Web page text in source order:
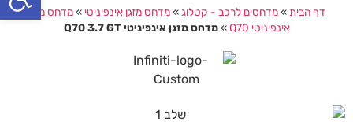
דף הבית »מדחסים לרכב - קטלוג »מדחס מזגן אינפיניטי »מדחס מזגן
אינפיניטי Q70
»מדחס מזגן אינפיניטי Q70 3.7 GT